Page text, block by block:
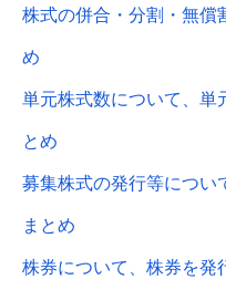
株式の併合・分割・無償
め
単元株式数について、単
とめ
募集株式の発行等につい
まとめ
株券について、株券を発